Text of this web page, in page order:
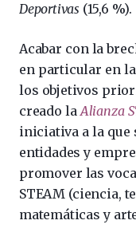
Deportivas (15,6 %).
Acabar con la
en particular en
los objetivos
creado laAlianza
iniciativa a la que
entidades y
promover las
STEAM (ciencia,
matemáticas y